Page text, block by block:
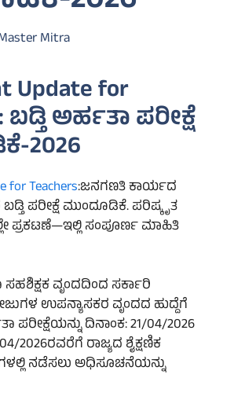
Mitra
Update for
ಬಡ್ತಿ ಅರ್ಹತಾ ಪರೀಕ್ಷೆ
2026
for Teachers:ಜನಗಣತಿ ಕಾರ್ಯದ
ಪರೀಕ್ಷೆ ಮುಂದೂಡಿಕೆ. ಪರಿಷ್ಕೃತ
ಪ್ರಕಟಣೆ—ಇಲ್ಲಿ ಸಂಪೂರ್ಣ ಮಾಹಿತಿ
ವೃಂದದಿಂದ ಸರ್ಕಾರಿ
ಉಪನ್ಯಾಸಕರ ವೃಂದದ ಹುದ್ದೆಗೆ
ಪರೀಕ್ಷೆಯನ್ನು ದಿನಾಂಕ: 21/04/2026
2026ರವರೆಗೆ ರಾಜ್ಯದ ಶೈಕ್ಷಣಿಕ
ನಡೆಸಲು ಅಧಿಸೂಚನೆಯನ್ನು